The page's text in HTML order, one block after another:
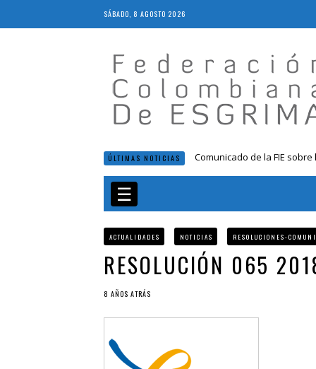
SÁBADO, 8 AGOSTO 2026
ÚLTIMAS NOTICIAS
Comunicado de la FIE
Epee Grand Prix 2023 –
☰
ACTUALIDADES NOTICIAS RESOLUCIONES-
RESOLUCIÓN 065
8 AÑOS ATRÁS